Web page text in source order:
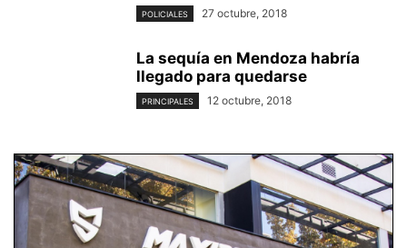
POLICIALES 27 octubre, 2018
La sequía en Mendoza habría
llegado para quedarse
PRINCIPALES 12 octubre, 2018